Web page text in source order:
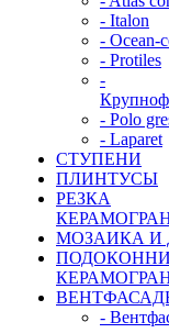
- Italon
- Ocean-
- Protiles
-
- Polo
- Laparet
СТУПЕНИ
ПЛИНТУСЫ
РЕЗКА
МОЗАИКА И
-